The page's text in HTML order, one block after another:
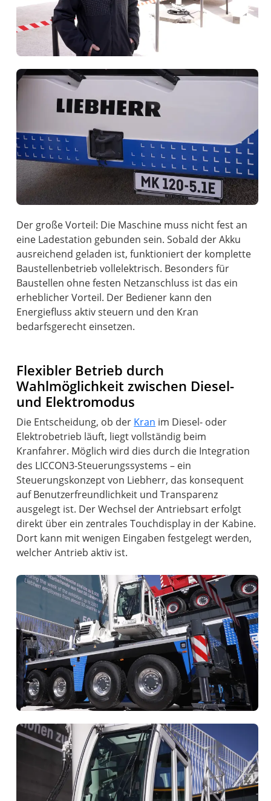
Der große Vorteil: Die Maschine muss nicht fest an
eine Ladestation gebunden sein. Sobald der Akku
ausreichend geladen ist, funktioniert der komplette
Baustellenbetrieb vollelektrisch. Besonders für
Baustellen ohne festen Netzanschluss ist das ein
erheblicher Vorteil. Der Bediener kann den
Energiefluss aktiv steuern und den Kran
bedarfsgerecht einsetzen.
Flexibler Betrieb durch
Wahlmöglichkeit zwischen Diesel-
und Elektromodus
Die Entscheidung, ob der Kran im Diesel- oder
Elektrobetrieb läuft, liegt vollständig beim
Kranfahrer. Möglich wird dies durch die Integration
des LICCON3-Steuerungssystems – ein
Steuerungskonzept von Liebherr, das konsequent
auf Benutzerfreundlichkeit und Transparenz
ausgelegt ist. Der Wechsel der Antriebsart erfolgt
direkt über ein zentrales Touchdisplay in der Kabine.
Dort kann mit wenigen Eingaben festgelegt werden,
welcher Antrieb aktiv ist.